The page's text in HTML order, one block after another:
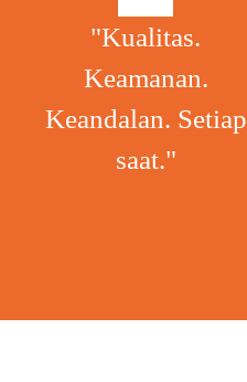
"Kualitas.
Keamanan.
Keandalan. Setiap
saat."